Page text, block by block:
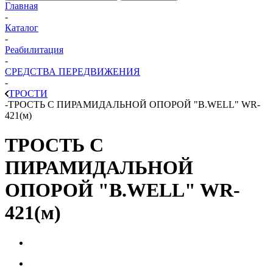
Главная
-
Каталог
-
Реабилитация
-
СРЕДСТВА ПЕРЕДВИЖЕНИЯ
-
ТРОСТИ
-ТРОСТЬ С ПИРАМИДАЛЬНОЙ ОПОРОЙ "B.WELL" WR-
421(м)
ТРОСТЬ С
ПИРАМИДАЛЬНОЙ
ОПОРОЙ "B.WELL" WR-
421(м)